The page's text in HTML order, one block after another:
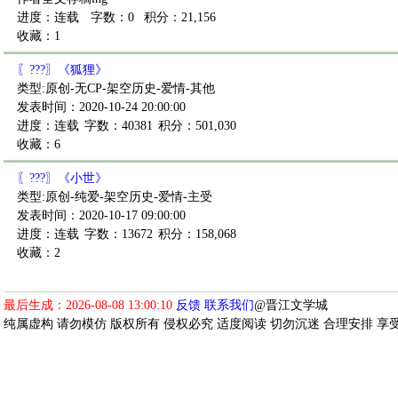
进度：连载
字数：0
积分：21,156
收藏：1
〖???〗《狐狸》
类型:原创-无CP-架空历史-爱情-其他
发表时间：2020-10-24 20:00:00
进度：连载 字数：40381 积分：501,030
收藏：6
〖???〗《小世》
类型:原创-纯爱-架空历史-爱情-主受
发表时间：2020-10-17 09:00:00
进度：连载 字数：13672 积分：158,068
收藏：2
最后生成：2026-08-08 13:00:10 反馈 联系我们@晋江文学城
纯属虚构 请勿模仿 版权所有 侵权必究 适度阅读 切勿沉迷 合理安排 享